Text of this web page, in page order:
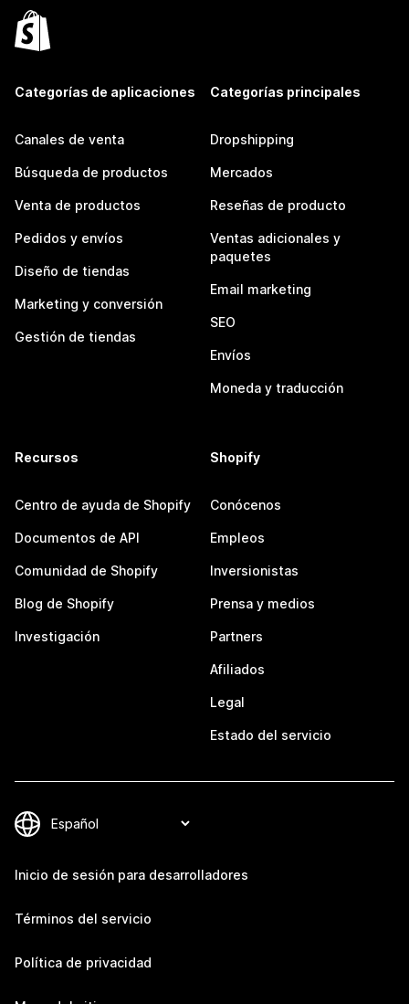
Categorías de aplicaciones
Canales de venta
Búsqueda de productos
Venta de productos
Pedidos y envíos
Diseño de tiendas
Marketing y conversión
Gestión de tiendas
Categorías principales
Dropshipping
Mercados
Reseñas de producto
Ventas adicionales y
paquetes
Email marketing
SEO
Envíos
Moneda y traducción
Recursos
Centro de ayuda de Shopify
Documentos de API
Comunidad de Shopify
Blog de Shopify
Investigación
Shopify
Conócenos
Empleos
Inversionistas
Prensa y medios
Partners
Afiliados
Legal
Estado del servicio
Inicio de sesión para desarrolladores
Términos del servicio
Política de privacidad